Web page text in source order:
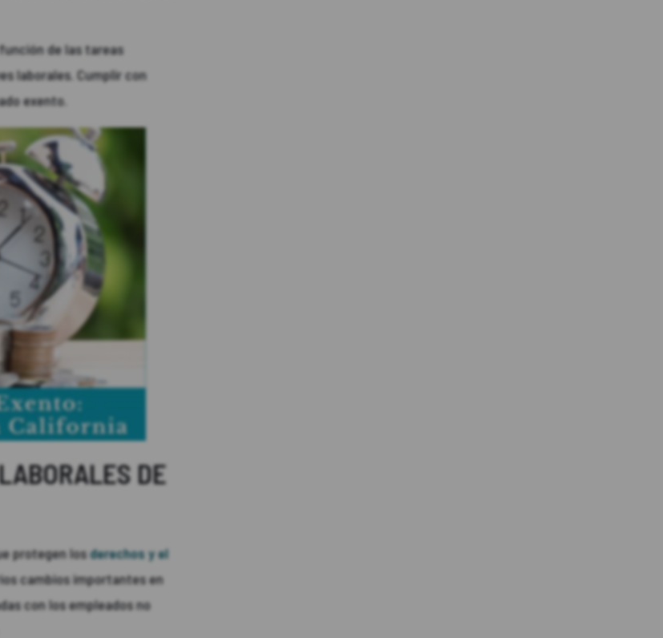
de las tareas
laborales. Cumplir con
exento.
DE
protegen losderechos y el
cambios importantes en
con los empleados no